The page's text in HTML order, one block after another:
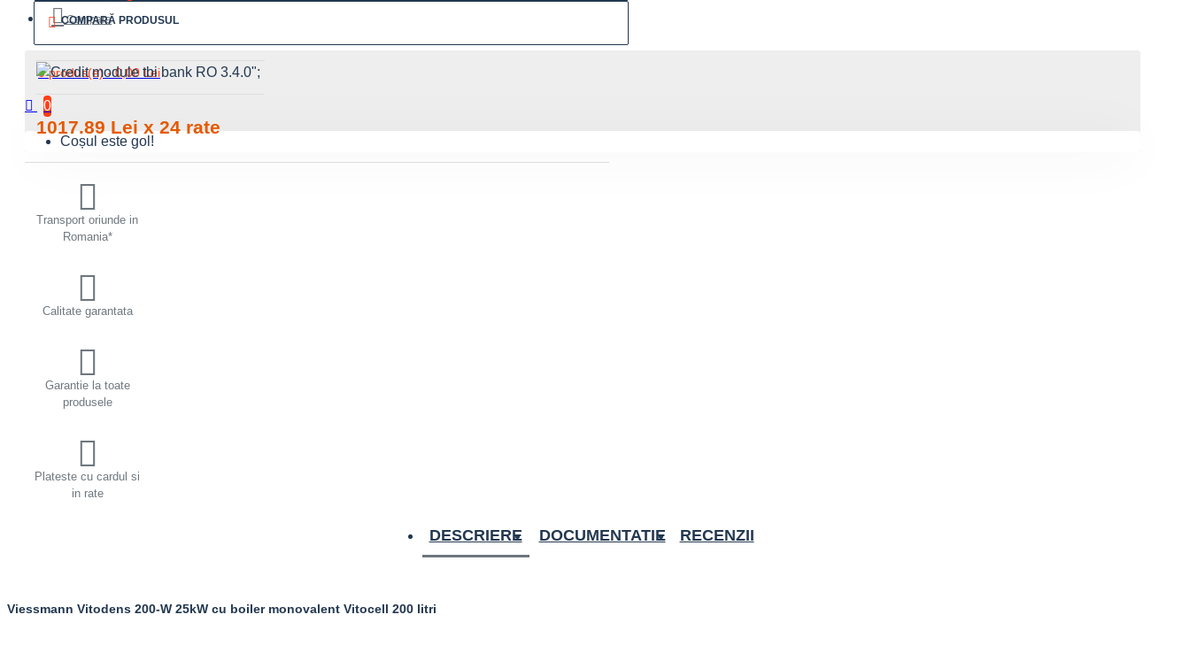
Compara
0 produs(e) - 0,00 Lei
0
Coșul este gol!
COMPARĂ PRODUSUL
";
1017.89 Lei x 24 rate
Transport oriunde in
Romania*
Calitate garantata
Garantie la toate
produsele
Plateste cu cardul si
in rate
DESCRIERE DOCUMENTATIE RECENZII
Viessmann Vitodens 200-W 25kW cu boiler monovalent Vitocell 200 litri